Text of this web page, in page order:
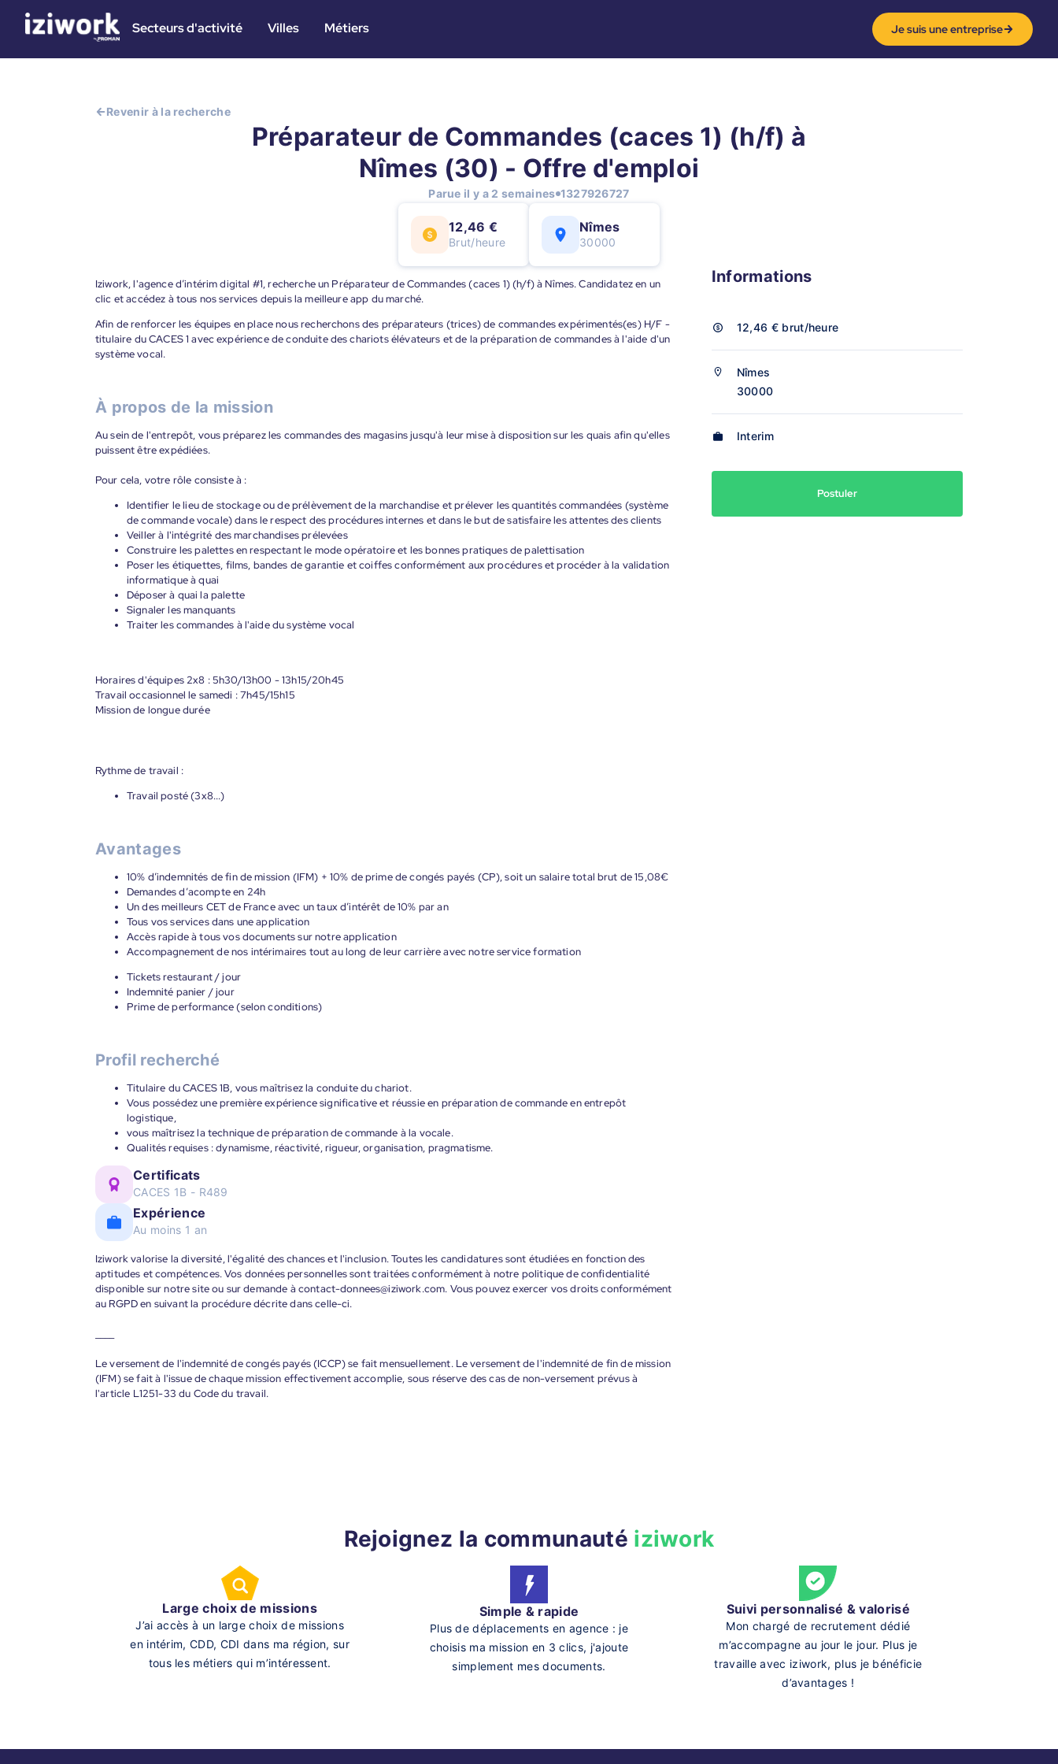
Secteurs d'activité Villes Métiers Je suis une entreprise
Revenir à la recherche
Préparateur de Commandes (caces 1) (h/f) à
Nîmes (30) - Offre d'emploi
Parue il y a 2 semaines 1327926727
12,46 €
Brut/heure
Nîmes
30000
Iziwork, l'agence d’intérim digital #1, recherche un Préparateur de Commandes (caces 1) (h/f) à Nîmes. Candidatez en un
clic et accédez à tous nos services depuis la meilleure app du marché.
Afin de renforcer les équipes en place nous recherchons des préparateurs (trices) de commandes expérimentés(es) H/F -
titulaire du CACES 1 avec expérience de conduite des chariots élévateurs et de la préparation de commandes à l'aide d'un
système vocal.
À propos de la mission
Au sein de l'entrepôt, vous préparez les commandes des magasins jusqu'à leur mise à disposition sur les quais afin qu'elles
puissent être expédiées.
Pour cela, votre rôle consiste à :
Identifier le lieu de stockage ou de prélèvement de la marchandise et prélever les quantités commandées (système
de commande vocale) dans le respect des procédures internes et dans le but de satisfaire les attentes des clients
Veiller à l'intégrité des marchandises prélevées
Construire les palettes en respectant le mode opératoire et les bonnes pratiques de palettisation
Poser les étiquettes, films, bandes de garantie et coiffes conformément aux procédures et procéder à la validation
informatique à quai
Déposer à quai la palette
Signaler les manquants
Traiter les commandes à l'aide du système vocal
Horaires d'équipes 2x8 : 5h30/13h00 - 13h15/20h45
Travail occasionnel le samedi : 7h45/15h15
Mission de longue durée
Rythme de travail :
Travail posté (3x8...)
Avantages
10% d’indemnités de fin de mission (IFM) + 10% de prime de congés payés (CP), soit un salaire total brut de 15,08€
Demandes d’acompte en 24h
Un des meilleurs CET de France avec un taux d’intérêt de 10% par an
Tous vos services dans une application
Accès rapide à tous vos documents sur notre application
Accompagnement de nos intérimaires tout au long de leur carrière avec notre service formation
Tickets restaurant / jour
Indemnité panier / jour
Prime de performance (selon conditions)
Profil recherché
Titulaire du CACES 1B, vous maîtrisez la conduite du chariot.
Vous possédez une première expérience significative et réussie en préparation de commande en entrepôt
logistique,
vous maîtrisez la technique de préparation de commande à la vocale.
Qualités requises : dynamisme, réactivité, rigueur, organisation, pragmatisme.
Certificats
CACES 1B - R489
Expérience
Au moins 1 an
Iziwork valorise la diversité, l'égalité des chances et l'inclusion. Toutes les candidatures sont étudiées en fonction des
aptitudes et compétences. Vos données personnelles sont traitées conformément à notre politique de confidentialité
disponible sur notre site ou sur demande à contact-donnees@iziwork.com. Vous pouvez exercer vos droits conformément
au RGPD en suivant la procédure décrite dans celle-ci.
Le versement de l'indemnité de congés payés (ICCP) se fait mensuellement. Le versement de l'indemnité de fin de mission
(IFM) se fait à l'issue de chaque mission effectivement accomplie, sous réserve des cas de non-versement prévus à
l'article L1251-33 du Code du travail.
Informations
12,46 € brut/heure
Nîmes
30000
Interim
Postuler
Rejoignez la communauté iziwork
Large choix de missions
J’ai accès à un large choix de missions
en intérim, CDD, CDI dans ma région, sur
tous les métiers qui m’intéressent.
Simple & rapide
Plus de déplacements en agence : je
choisis ma mission en 3 clics, j'ajoute
simplement mes documents.
Suivi personnalisé & valorisé
Mon chargé de recrutement dédié
m’accompagne au jour le jour. Plus je
travaille avec iziwork, plus je bénéficie
d’avantages !